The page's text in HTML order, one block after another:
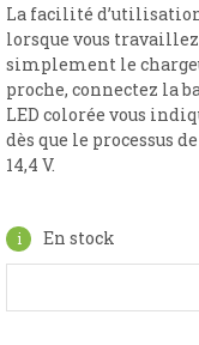
La facilité
lorsque vous travaillez
simplement le
proche, connectez la
LED colorée vous
dès que le processus
14,4 V.
En stock